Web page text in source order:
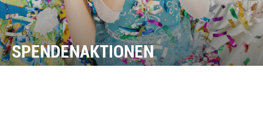
SPENDENAKTIONEN